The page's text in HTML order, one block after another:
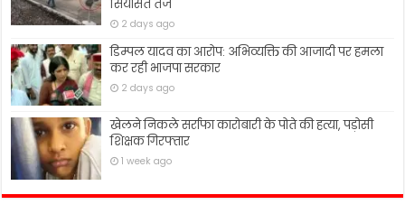
सियासत तेज
2 days ago
डिम्पल यादव का आरोप: अभिव्यक्ति की आजादी पर हमला
कर रही भाजपा सरकार
2 days ago
खेलने निकले सर्राफा कारोबारी के पोते की हत्या, पड़ोसी
शिक्षक गिरफ्तार
1 week ago